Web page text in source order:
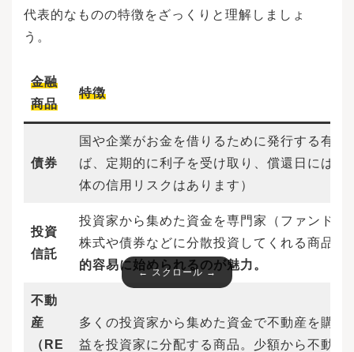
代表的なものの特徴をざっくりと理解しましょ
う。
金融
商品
特徴
債券
国や企業がお金を借りるために発行する有価
ば、定期的に利子を受け取り、償還日には元
体の信用リスクはあります）
投資
信託
投資家から集めた資金を専門家（ファンドマ
株式や債券などに分散投資してくれる商品。
的容易に始められるのが魅力。
不動
産
（RE
多くの投資家から集めた資金で不動産を購入
益を投資家に分配する商品。少額から不動産